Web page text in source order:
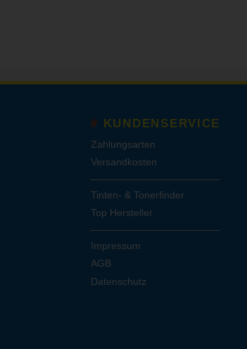
KUNDENSERVICE
Zahlungsarten
Versandkosten
Tinten- & Tonerfinder
Top Hersteller
Impressum
AGB
Datenschutz